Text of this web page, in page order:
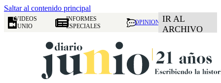
Saltar al contenido principal
VIDEOS
JUNIO
INFORMES
ESPECIALES
OPINION IR AL
ARCHIVO